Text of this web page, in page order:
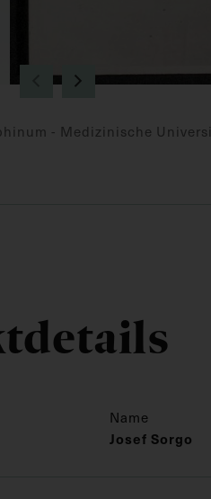
- Medizinische
Name
Josef Sorgo